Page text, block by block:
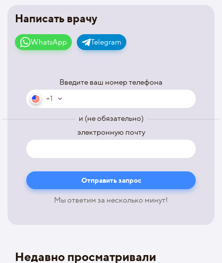
Написать врачу
WhatsApp Telegram
Введите ваш номер телефона
+1
и (не обязательно)
электронную почту
Мы ответим за несколько минут!
Недавно просматривали